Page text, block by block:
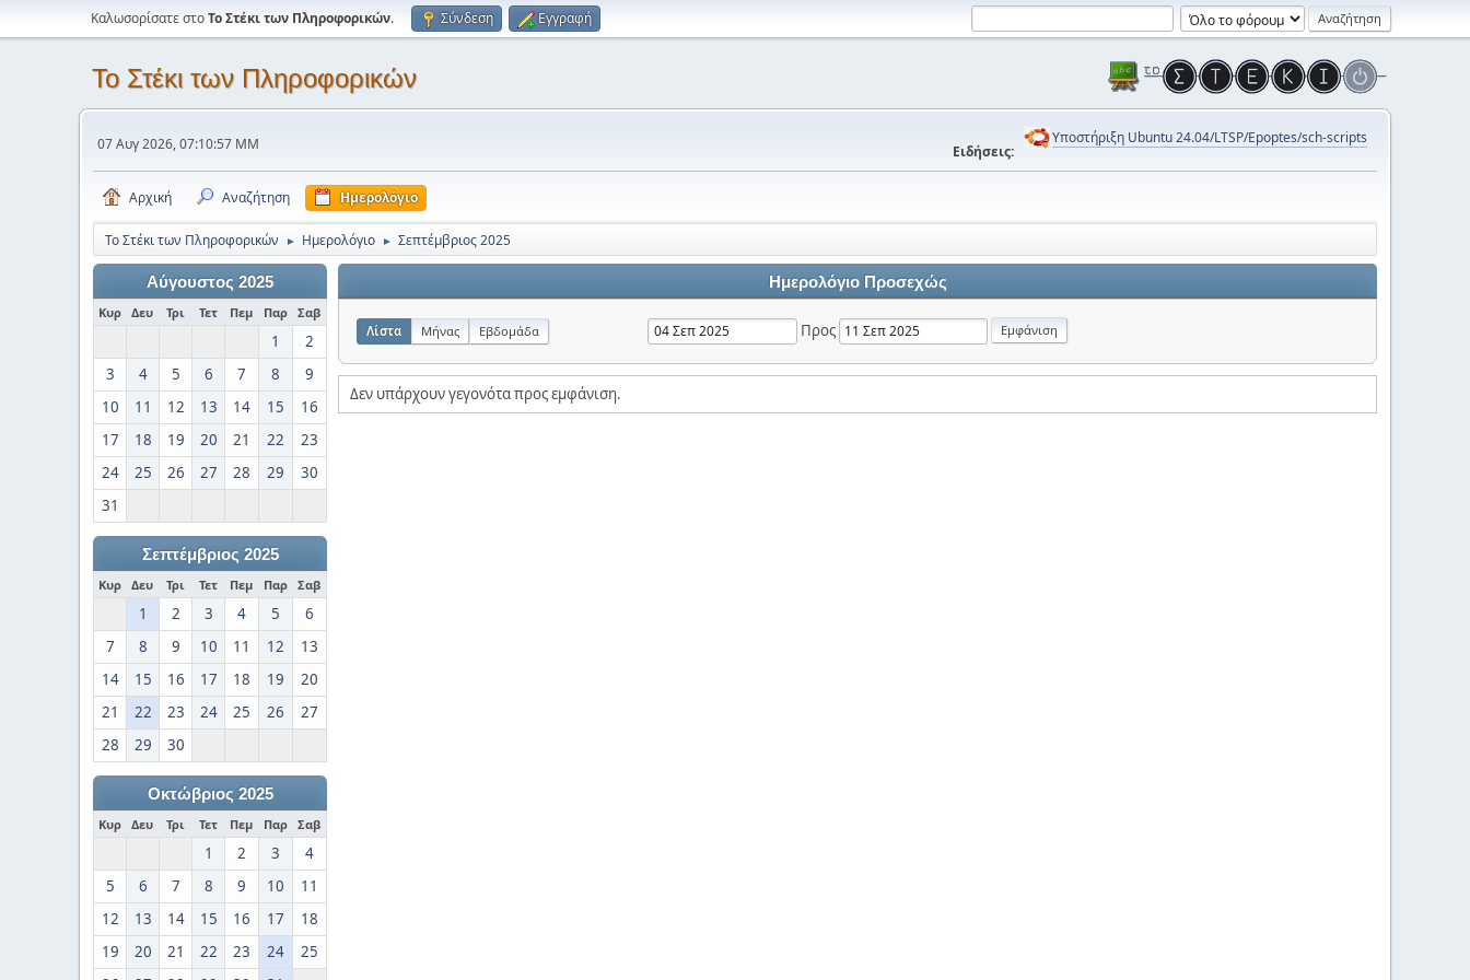
Καλωσορίσατε στοΤο Στέκι των Πληροφορικών. Σύνδεση Εγγραφή
Το Στέκι των Πληροφορικών
07 Αυγ 2026, 07:10:57 ΜΜ Ειδήσεις:
Υποστήριξη Ubuntu 24.04/LTSP/Epoptes/sch-scripts
Αρχική Αναζήτηση Ημερολόγιο
Το Στέκι των Πληροφορικών ► Ημερολόγιο ► Σεπτέμβριος 2025
Αύγουστος 2025
Κυρ Δευ Τρι Τετ Πεμ Παρ Σαβ
1
2
3
4 5 6 7 8
9
10
11 12 13 14 15
16
17
18 19 20 21 22
23
24
25 26 27 28 29
30
31
Σεπτέμβριος 2025
Κυρ Δευ Τρι Τετ Πεμ Παρ Σαβ
1 2 3 4 5
6
7
8 9 10 11 12
13
14
15 16 17 18 19
20
21
22 23 24 25 26
27
28
29 30
Οκτώβριος 2025
Κυρ Δευ Τρι Τετ Πεμ Παρ Σαβ
1 2 3
4
5
6 7 8 9 10
11
12
13 14 15 16 17
18
19
20 21 22 23 24
25
Ημερολόγιο Προσεχώς
Λίστα Μήνας Εβδομάδα Προς
Δεν υπάρχουν γεγονότα προς εμφάνιση.